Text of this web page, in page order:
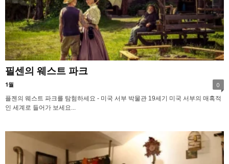
필센의 웨스트 파크
1월 0
플젠의 웨스트 파크를 탐험하세요 - 미국 서부 박물관 19세기 미국 서부의 매혹적
인 세계로 들어가 보세요...